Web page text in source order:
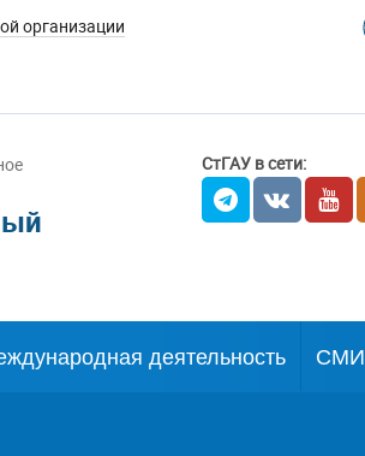
организации
СтГАУ в сети:
деятельность СМИ